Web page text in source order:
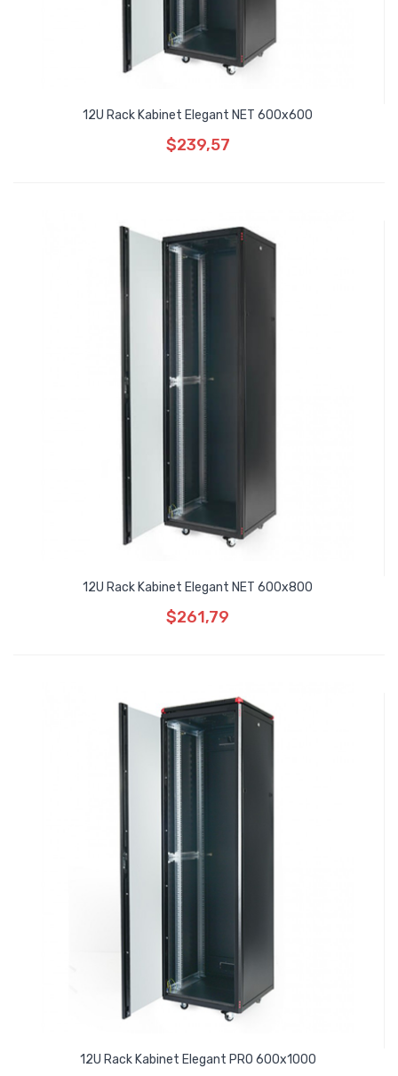
12U Rack Kabinet Elegant NET 600x600
$239,57
12U Rack Kabinet Elegant NET 600x800
$261,79
12U Rack Kabinet Elegant PRO 600x1000